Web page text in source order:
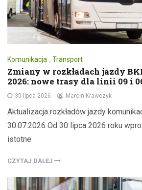
Komunikacja , Transport
Zmiany w rozkładach jazdy
2026: nowe trasy dla linii 09 i
30 lipca 2026 Marcin Krawczyk
Aktualizacja rozkładów jazdy
30.07.2026 Od 30 lipca 2026 roku
istotne
CZYTAJ DALEJ